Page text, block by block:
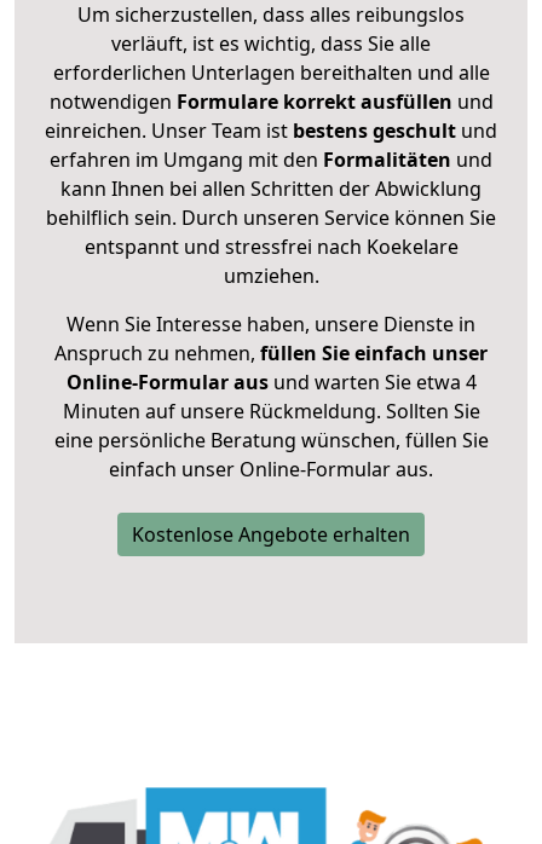
Um sicherzustellen, dass alles reibungslos
verläuft, ist es wichtig, dass Sie alle
erforderlichen Unterlagen bereithalten und alle
notwendigen Formulare korrekt ausfüllen und
einreichen. Unser Team ist bestens geschult und
erfahren im Umgang mit den Formalitäten und
kann Ihnen bei allen Schritten der Abwicklung
behilflich sein. Durch unseren Service können Sie
entspannt und stressfrei nach Koekelare
umziehen.
Wenn Sie Interesse haben, unsere Dienste in
Anspruch zu nehmen, füllen Sie einfach unser
Online-Formular ausund warten Sie etwa 4
Minuten auf unsere Rückmeldung. Sollten Sie
eine persönliche Beratung wünschen, füllen Sie
einfach unser Online-Formular aus.
Kostenlose Angebote erhalten